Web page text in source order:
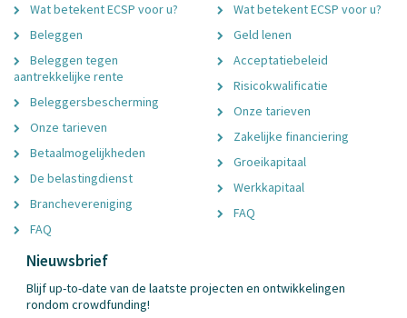
Wat betekent ECSP voor u?
Beleggen
Beleggen tegen
aantrekkelijke rente
Beleggersbescherming
Onze tarieven
Betaalmogelijkheden
De belastingdienst
Branchevereniging
FAQ
Wat betekent ECSP voor u?
Geld lenen
Acceptatiebeleid
Risicokwalificatie
Onze tarieven
Zakelijke financiering
Groeikapitaal
Werkkapitaal
FAQ
Nieuwsbrief
Blijf up-to-date van de laatste projecten en ontwikkelingen
rondom crowdfunding!